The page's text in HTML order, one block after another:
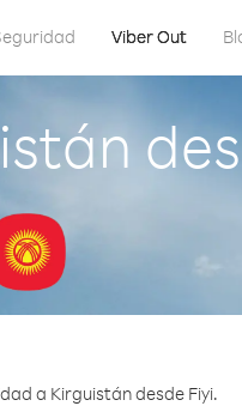
Viber Out
a Kirguistán desde Fiyi.